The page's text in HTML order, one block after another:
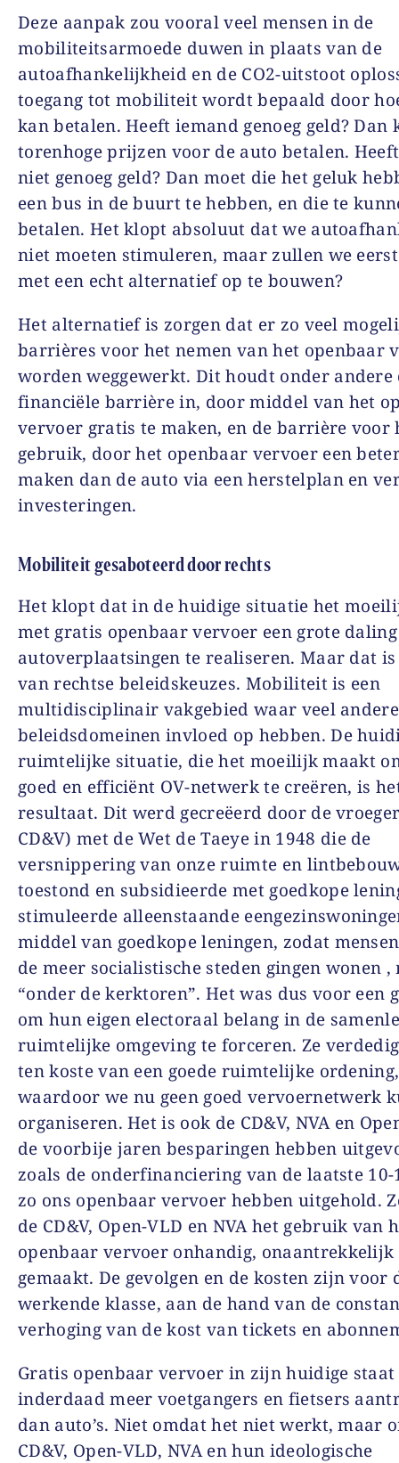
Deze aanpak zou vooral veel mensen in de
mobiliteitsarmoede duwen in plaats van de
autoafhankelijkheid en de CO2-uitstoot
toegang tot mobiliteit wordt bepaald door
kan betalen. Heeft iemand genoeg geld? Dan
torenhoge prijzen voor de auto betalen.
niet genoeg geld? Dan moet die het geluk
een bus in de buurt te hebben, en die te
betalen. Het klopt absoluut dat we
niet moeten stimuleren, maar zullen we
met een echt alternatief op te bouwen?
Het alternatief is zorgen dat er zo veel
barrières voor het nemen van het openbaar
worden weggewerkt. Dit houdt onder andere
financiële barrière in, door middel van het
vervoer gratis te maken, en de barrière voor
gebruik, door het openbaar vervoer een
maken dan de auto via een herstelplan en
investeringen.
Mobiliteit gesaboteerd door rechts
Het klopt dat in de huidige situatie het
met gratis openbaar vervoer een grote
autoverplaatsingen te realiseren. Maar dat
van rechtse beleidskeuzes. Mobiliteit is een
multidisciplinair vakgebied waar veel andere
beleidsdomeinen invloed op hebben. De
ruimtelijke situatie, die het moeilijk maakt
goed en efficiënt OV-netwerk te creëren, is
resultaat. Dit werd gecreëerd door de
CD&V) met de Wet de Taeye in 1948 die de
versnippering van onze ruimte en
toestond en subsidieerde met goedkope
stimuleerde alleenstaande
middel van goedkope leningen, zodat
de meer socialistische steden gingen wonen ,
“onder de kerktoren”. Het was dus voor een
om hun eigen electoraal belang in de
ruimtelijke omgeving te forceren. Ze
ten koste van een goede ruimtelijke ordening,
waardoor we nu geen goed vervoernetwerk
organiseren. Het is ook de CD&V, NVA en
de voorbije jaren besparingen hebben
zoals de onderfinanciering van de laatste 10-
zo ons openbaar vervoer hebben uitgehold.
de CD&V, Open-VLD en NVA het gebruik van
openbaar vervoer onhandig,
gemaakt. De gevolgen en de kosten zijn voor
werkende klasse, aan de hand van de
verhoging van de kost van tickets en
Gratis openbaar vervoer in zijn huidige staat
inderdaad meer voetgangers en fietsers
dan auto’s. Niet omdat het niet werkt, maar
CD&V, Open-VLD, NVA en hun ideologische